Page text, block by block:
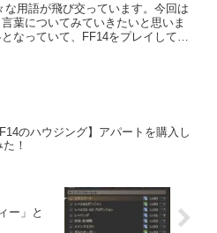
用語が飛び交っています。今回は
葉についてみていきたいと思いま
なっていて、FF14をプレイしてい
のハウジング】アパートを購入し
！
ー」と